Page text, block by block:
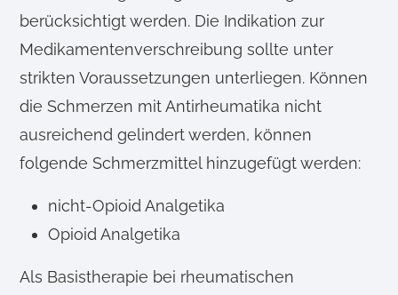
berücksichtigt werden. Die Indikation zur
Medikamentenverschreibung sollte unter
strikten Voraussetzungen unterliegen. Können
die Schmerzen mit Antirheumatika nicht
ausreichend gelindert werden, können
folgende Schmerzmittel hinzugefügt werden:
nicht-Opioid Analgetika
Opioid Analgetika
Als Basistherapie bei rheumatischen